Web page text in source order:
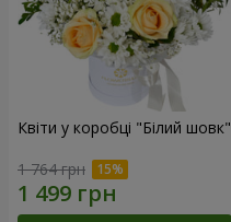
Квіти у коробці "Білий шовк"
1 764 грн